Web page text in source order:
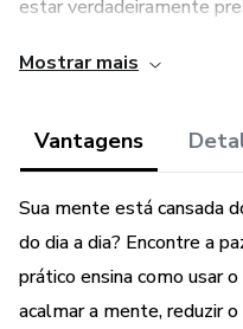
estar verdadeiramente
que vive remoendo o
tentado meditar, mas o
A solução,
mente, mas em ocupá-la
eBook "Jardinagem que
"Terapia Verde". Ele te
Mostrar mais
Vantagens
Sua mente está cansada
do dia a dia? Encontre a
prático ensina como usar
acalmar a mente, reduzir